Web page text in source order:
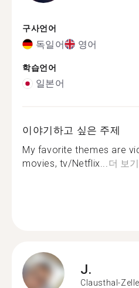
구사언어
독일어 영어
학습언어
일본어
이야기하고 싶은 주제
My favorite themes are
movies, tv/Netflix...더 보기
J.
Clausthal-